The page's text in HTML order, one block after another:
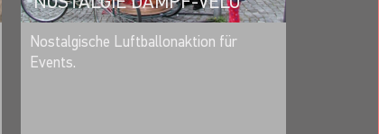
MERKEN
Nostalgische Luftballonaktion für
Events.